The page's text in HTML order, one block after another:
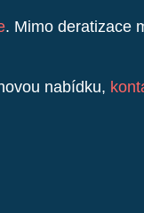
. Mimo deratizace
nabídku,